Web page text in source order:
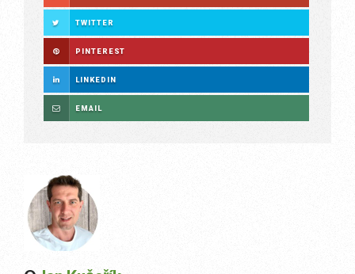
TWITTER
PINTEREST
LINKEDIN
EMAIL